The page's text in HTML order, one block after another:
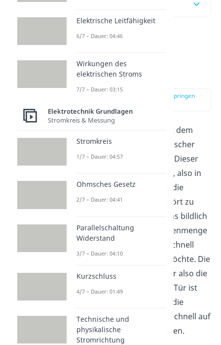
elektrischen
Schaltkreis
zur Stelle im Video springen
Beginnen wir zunächst mit dem
Widerstand, der auch ohmscher
Widerstand genannt wird. Dieser
hindert die Ladungsträger, also in
einem metallischen Leiter die
Elektronen, daran, ungestört zu
fließen. Das können wir uns bildlich
mit einer riesigen Menschenmenge
vorstellen, die möglichst schnell
durch eine einfache Tür möchte. Die
Menschenmenge stellt hier also die
Ladungsträger da und die Tür ist
quasi der Widerstand, die die
Menschen abbremst, um schnell auf
die andere Seite zu gelangen.
Elektrische Leitfähigkeit
6/7 – Dauer: 04:46
Wirkungen des
elektrischen Stroms
7/7 – Dauer: 03:15
Elektrotechnik Grundlagen
Stromkreis & Messung
Stromkreis
1/7 – Dauer: 04:57
Ohmsches Gesetz
2/7 – Dauer: 04:41
Parallelschaltung
Widerstand
3/7 – Dauer: 04:10
Kurzschluss
4/7 – Dauer: 01:49
Technische und
physikalische
Stromrichtung